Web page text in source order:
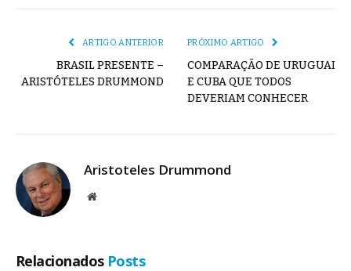
ARTIGO ANTERIOR
BRASIL PRESENTE –
ARISTÓTELES DRUMMOND
PRÓXIMO ARTIGO
COMPARAÇÃO DE URUGUAI
E CUBA QUE TODOS
DEVERIAM CONHECER
Aristoteles Drummond
Site
Relacionados Posts